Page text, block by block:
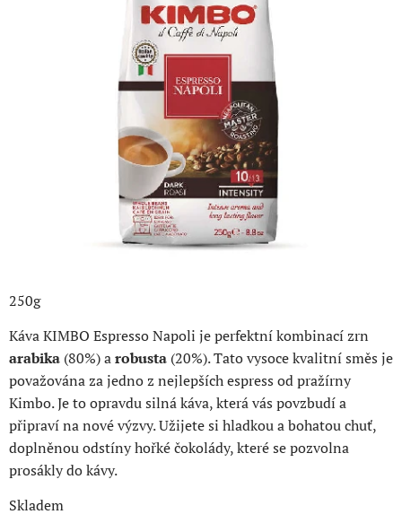
250g
Káva KIMBO Espresso Napoli je perfektní kombinací zrn
arabika (80%) arobusta (20%). Tato vysoce kvalitní směs je
považována za jedno z nejlepších espress od pražírny
Kimbo. Je to opravdu silná káva, která vás povzbudí a
připraví na nové výzvy. Užijete si hladkou a bohatou chuť,
doplněnou odstíny hořké čokolády, které se pozvolna
prosákly do kávy.
Skladem